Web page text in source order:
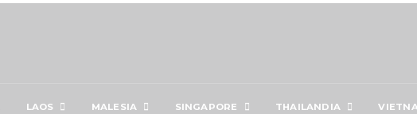
LAOS MALESIA SINGAPORE THAILANDIA